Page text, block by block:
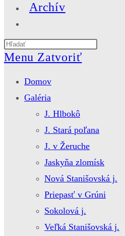
Archív
website
search
Menu Zatvoriť
Domov
Galéria
J. Hlbokô
J. Stará poľana
J. v Žeruche
Jaskyňa zlomísk
Nová Stanišovská j.
Priepasť v Grúni
Sokolová j.
Veľká Stanišovská j.